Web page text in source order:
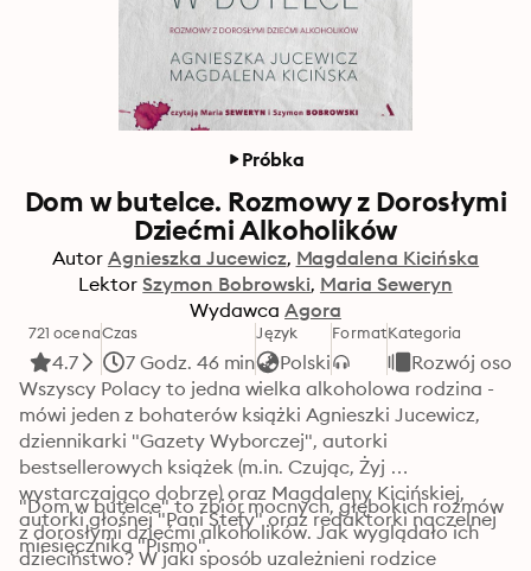
Próbka
Dom w butelce. Rozmowy z Dorosłymi
Dziećmi Alkoholików
Autor Agnieszka Jucewicz Magdalena Kicińska
Lektor Szymon Bobrowski Maria Seweryn
Wydawca Agora
721 ocena
4.7
Czas
7 Godz. 46 min
Język
Polski
FormatKategoria
Rozwój
Wszyscy Polacy to jedna wielka alkoholowa rodzina -
mówi jeden z bohaterów książki Agnieszki Jucewicz,
dziennikarki "Gazety Wyborczej", autorki
bestsellerowych książek (m.in. Czując, Żyj
wystarczająco dobrze) oraz Magdaleny Kicińskiej,
autorki głośnej "Pani Stefy" oraz redaktorki naczelnej
miesięcznika "Pismo".
"Dom w butelce" to zbiór mocnych, głębokich rozmów
z dorosłymi dziećmi alkoholików. Jak wyglądało ich
dzieciństwo? W jaki sposób uzależnieni rodzice